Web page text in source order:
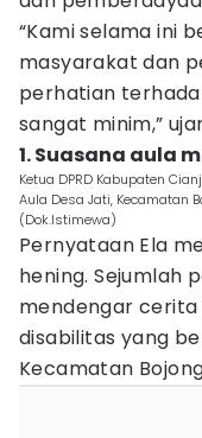
“Kami selama ini
masyarakat dan
perhatian
sangat minim,”
1. Suasana aula
Ketua DPRD Kabupaten
Aula Desa Jati, Kecamatan
(Dok.Istimewa)
Pernyataan Ela
hening. Sejumlah
mendengar
disabilitas yang
Kecamatan